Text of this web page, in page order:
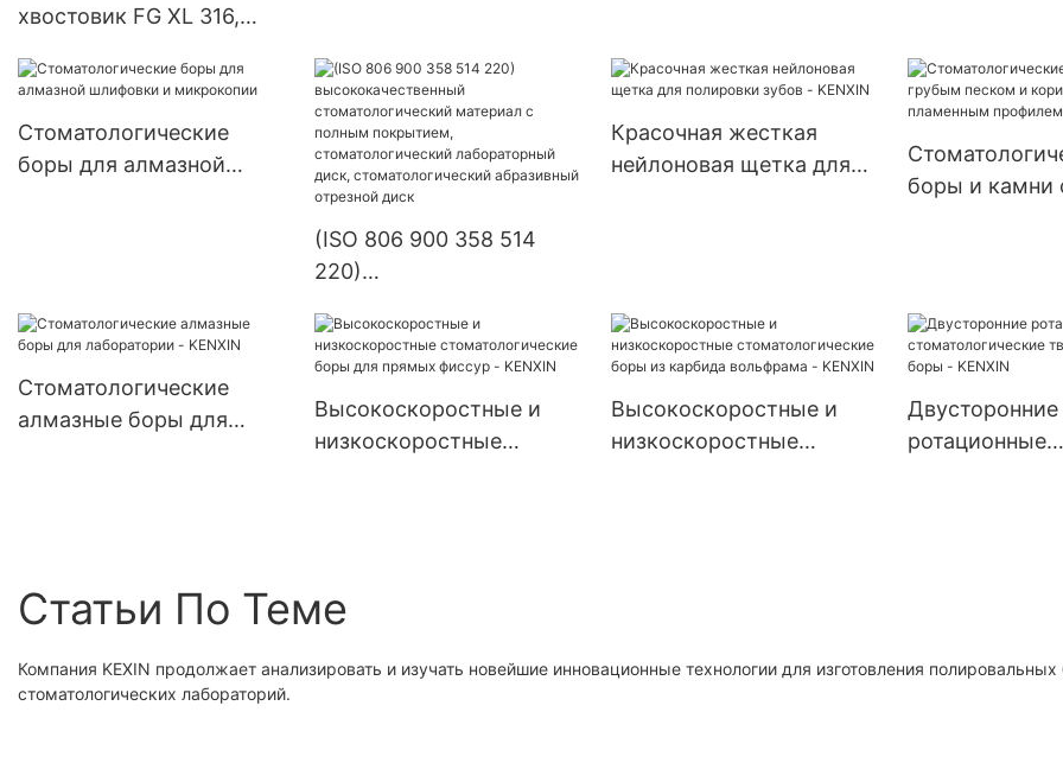
инструментов
стоматологических
лабораторий
инструментов
хвостовик FG XL 316,
фиссурный поперечный
высокоскоростной
стоматологический
смолы и система с
лабораторных
инструментов.
стоматологических
лабораторий
Зуботехническое
оборудование для
установки драгоценных
камней Полировальная
шлифовальная головка
Стоматологические
боры для алмазной
(ISO 806 900 358 514
220)
стоматологический
материал с полным
покрытием,
стоматологический
Красочная жесткая
нейлоновая щетка для
боры и камни
Стоматологические
алмазные боры для
Высокоскоростные и
низкоскоростные
Высокоскоростные и
низкоскоростные
Двусторонние
ротационные
Статьи По Теме
Компания KEXIN продолжает анализировать и изучать новейшие инновационные технологии для изготовления полировальных
стоматологических лабораторий.